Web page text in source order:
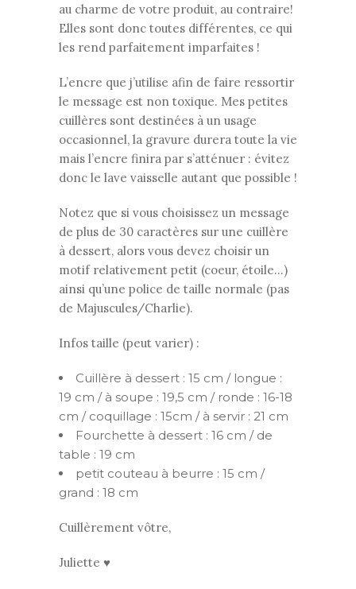
au charme de votre produit, au contraire!
Elles sont donc toutes différentes, ce qui
les rend parfaitement imparfaites !
L’encre que j’utilise afin de faire ressortir
le message est non toxique. Mes petites
cuillères sont destinées à un usage
occasionnel, la gravure durera toute la vie
mais l’encre finira par s’atténuer : évitez
donc le lave vaisselle autant que possible !
Notez que si vous choisissez un message
de plus de 30 caractères sur une cuillère
à dessert, alors vous devez choisir un
motif relativement petit (coeur, étoile…)
ainsi qu’une police de taille normale (pas
de Majuscules/Charlie).
Infos taille (peut varier) :
Cuillère à dessert : 15 cm / longue :
19 cm / à soupe : 19,5 cm / ronde : 16-18
cm / coquillage : 15cm / à servir : 21 cm
Fourchette à dessert : 16 cm / de
table : 19 cm
petit couteau à beurre : 15 cm /
grand : 18 cm
Cuillèrement vôtre,
Juliette ♥